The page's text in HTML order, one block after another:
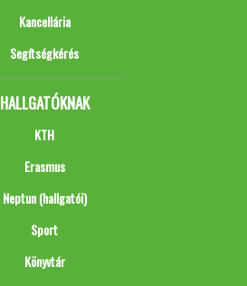
Kancellária
Segítségkérés
HALLGATÓKNAK
KTH
Erasmus
Neptun (hallgatói)
Sport
Könyvtár